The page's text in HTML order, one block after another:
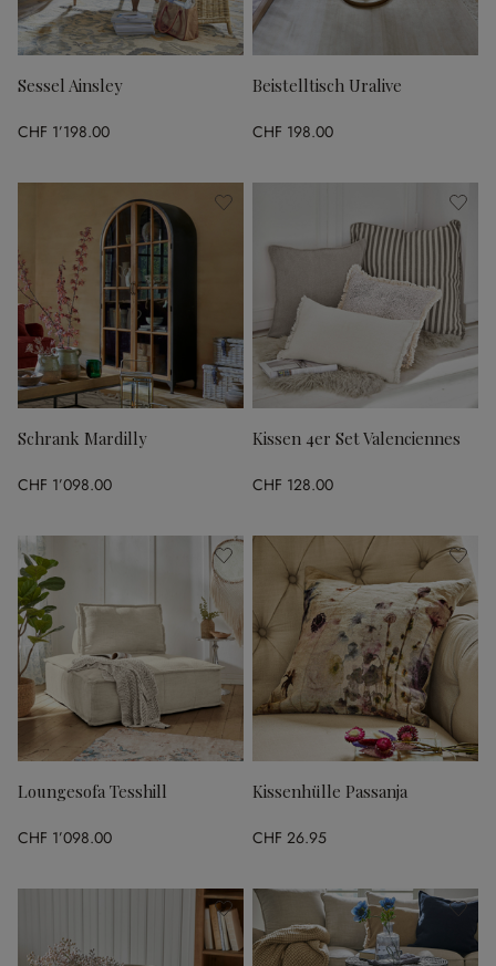
Sessel Ainsley
CHF 1’198.00
Beistelltisch Uralive
CHF 198.00
Schrank Mardilly
CHF 1’098.00
Kissen 4er Set Valenciennes
CHF 128.00
Loungesofa Tesshill
CHF 1’098.00
Kissenhülle Passanja
CHF 26.95